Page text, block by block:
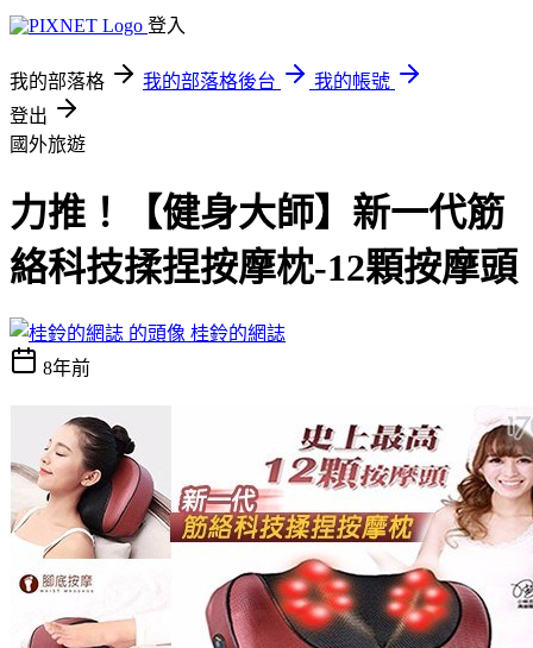
登入
我的部落格 我的部落格後台
我的帳號
登出
國外旅遊
力推！【健身大師】新一代筋
絡科技揉捏按摩枕-12顆按摩頭
桂鈴的網誌
8年前